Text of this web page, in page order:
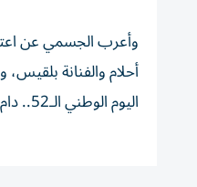
وأعرب الجسمي عن
أحلام والفنانة
اليوم الوطني الـ52.. دام عز الدار وشعبها وكل مقيم على أرضها الطيبة»، واختتم حديثه: «أدام الله علينا وعليكم الأفراح والمسرات».